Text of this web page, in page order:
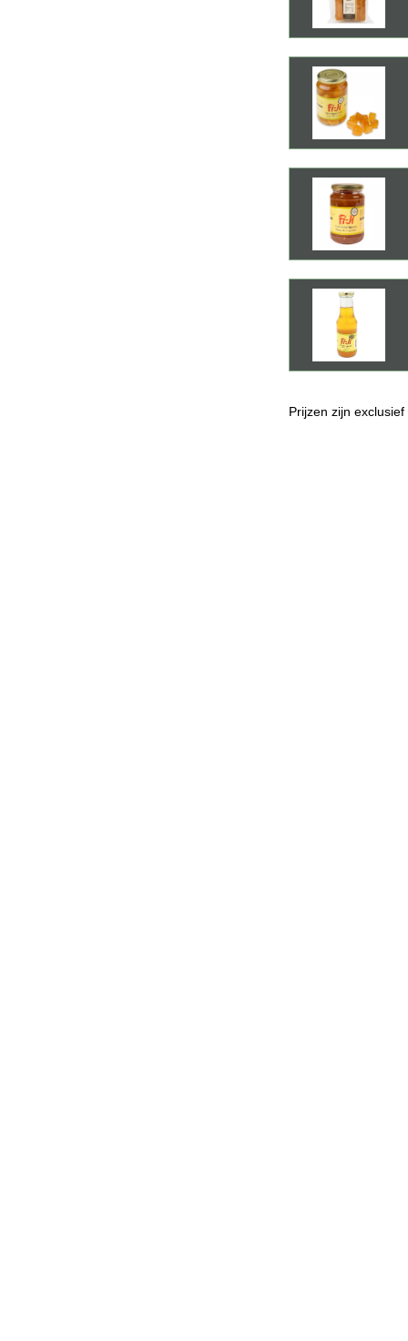
Prijzen zijn